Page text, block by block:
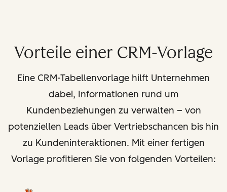
Vorteile einer CRM-Vorlage
Eine CRM-Tabellenvorlage hilft Unternehmen
dabei, Informationen rund um
Kundenbeziehungen zu verwalten – von
potenziellen Leads über Vertriebschancen bis hin
zu Kundeninteraktionen. Mit einer fertigen
Vorlage profitieren Sie von folgenden Vorteilen: